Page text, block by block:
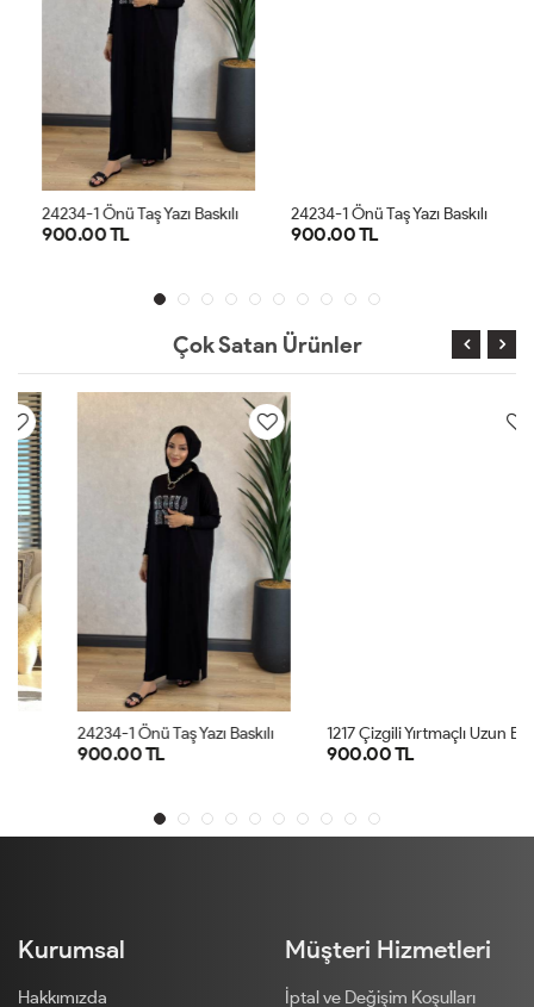
900.00 TL 900.00 TL
Çok Satan Ürünler
2
4234-1 Önü Taş Yazı Baskılı Penye Elbise Siyah
900.00 TL 900.00 TL
Kurumsal
Hakkımızda
Müşteri Hizmetleri
İptal ve Değişim Koşulları